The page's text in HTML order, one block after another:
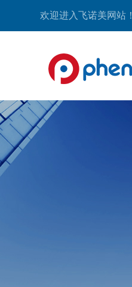
欢迎进入飞诺美网站！